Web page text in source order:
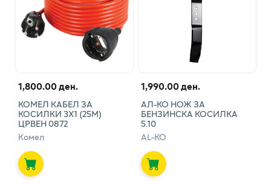
1,800.00 ден.
КОМЕЛ КАБЕЛ ЗА
КОСИЛКИ 3Х1 (25М)
ЦРВЕН 0872
Комел
1,990.00 ден.
АЛ-КО НОЖ ЗА
БЕНЗИНСКА КОСИЛКА
5.10
AL-KO